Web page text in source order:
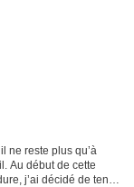
ne reste plus qu’à
Au début de cette
j’ai décidé de tenir